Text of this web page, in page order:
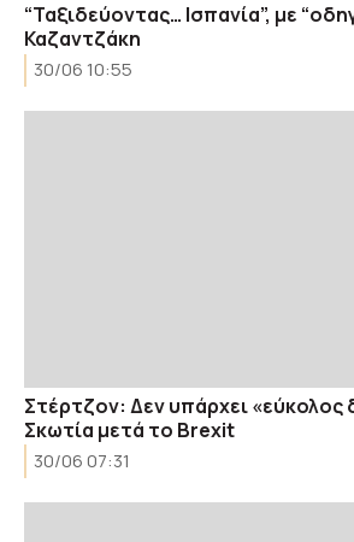
“Ταξιδεύοντας… Ισπανία”, με
Καζαντζάκη
30/06 10:55
Στέρτζον: Δεν υπάρχει «εύκολος
Σκωτία μετά το Brexit
30/06 07:31